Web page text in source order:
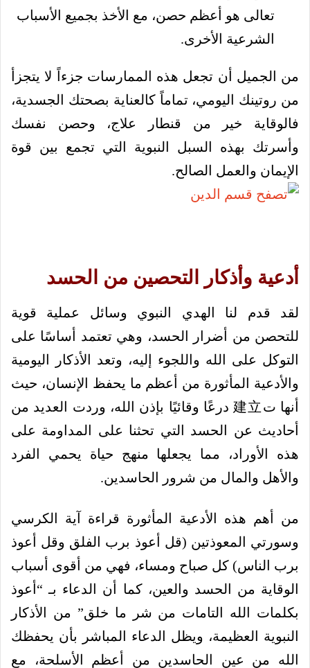
تعالى هو أعظم حصن، مع الأخذ بجميع الأسباب
الشرعية الأخرى.
من الجميل أن تجعل هذه الممارسات جزءاً لا يتجزأ
من روتينك اليومي، تماماً كالعناية بصحتك الجسدية،
فالوقاية خير من قنطار علاج، وحصن نفسك
وأسرتك بهذه السبل النبوية التي تجمع بين قوة
الإيمان والعمل الصالح.
أدعية وأذكار التحصين من الحسد
لقد قدم لنا الهدي النبوي وسائل عملية قوية
للتحصن من أضرار الحسد، وهي تعتمد أساسًا على
التوكل على الله واللجوء إليه، وتعد الأذكار اليومية
والأدعية المأثورة من أعظم ما يحفظ الإنسان، حيث
أنها ت建立 درعًا وقائيًا بإذن الله، وردت العديد من
أحاديث عن الحسد التي تحثنا على المداومة على
هذه الأوراد، مما يجعلها منهج حياة يحمي الفرد
والأهل والمال من شرور الحاسدين.
من أهم هذه الأدعية المأثورة قراءة آية الكرسي
وسورتي المعوذتين (قل أعوذ برب الفلق وقل أعوذ
برب الناس) كل صباح ومساء، فهي من أقوى أسباب
الوقاية من الحسد والعين، كما أن الدعاء بـ “أعوذ
بكلمات الله التامات من شر ما خلق” من الأذكار
النبوية العظيمة، ويظل الدعاء المباشر بأن يحفظك
الله من عين الحاسدين من أعظم الأسلحة، مع